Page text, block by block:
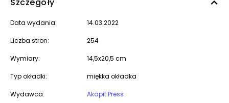
Data wydania: 14.03.2022
Liczba stron: 254
Wymiary: 14,5x20,5 cm
Typ okładki: miękka okładka
Wydawca: Akapit Press